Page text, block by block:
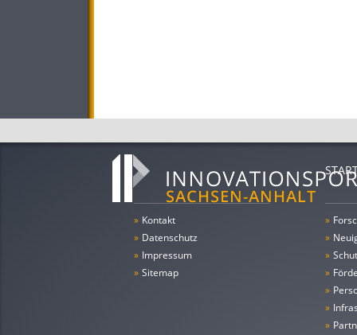
» Kontakt
» Datenschutz
» Impressum
» Sitemap
»
»
»
»
»
»
»